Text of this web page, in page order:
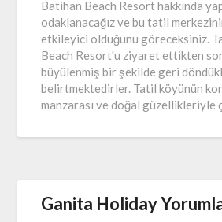
Batihan Beach Resort hakkında
odaklanacağız ve bu tatil
etkileyici olduğunu göreceksiniz.
Beach Resort'u ziyaret ettikten
büyülenmiş bir şekilde geri
belirtmektedirler. Tatil köyünün
manzarası ve doğal güzellikleriyle
Ganita Holiday